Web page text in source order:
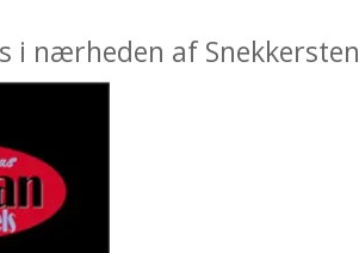
i nærheden af Snekkersten